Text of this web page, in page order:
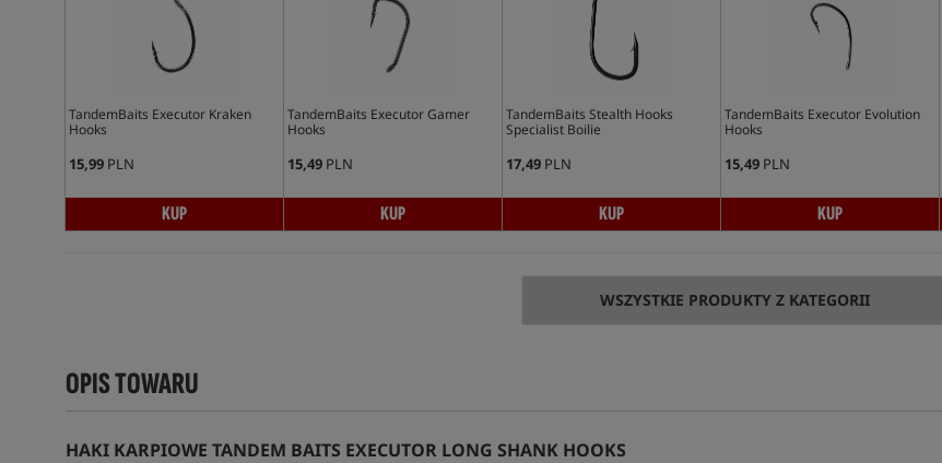
TandemBaits Executor Kraken
Hooks
15,99PLN
KUP
TandemBaits Executor Gamer
Hooks
15,49PLN
KUP
TandemBaits Stealth Hooks
Specialist Boilie
17,49PLN
KUP
TandemBaits Executor Evolution
Hooks
15,49PLN
KUP
WSZYSTKIE PRODUKTY Z KATEGORII
OPIS TOWARU
HAKI KARPIOWE TANDEM BAITS EXECUTOR LONG SHANK HOOKS